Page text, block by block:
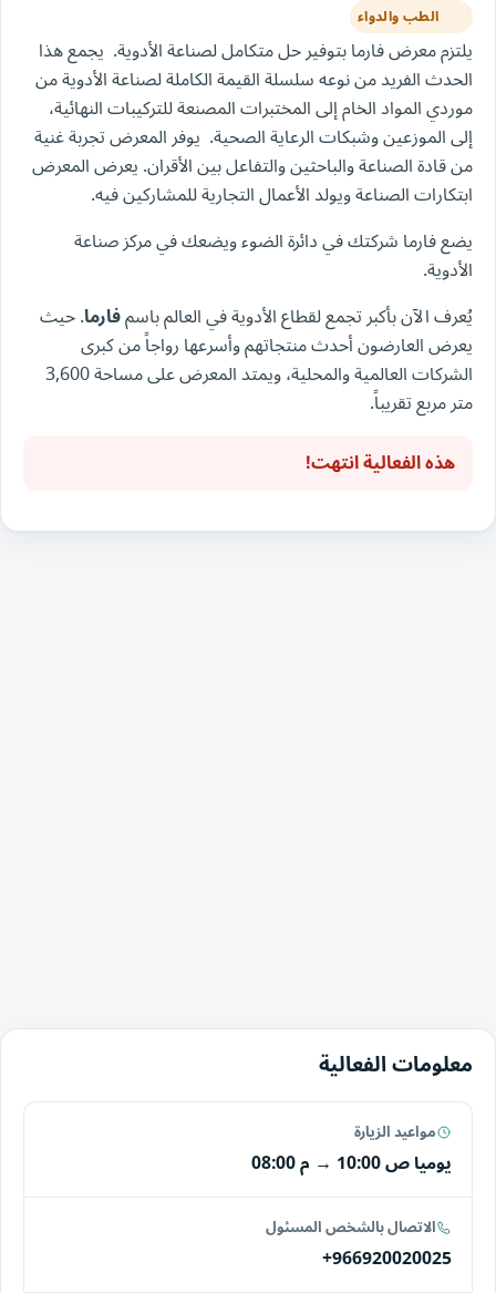
الطب والدواء
يلتزم معرض فارما بتوفير حل متكامل لصناعة الأدوية. يجمع هذا
الحدث الفريد من نوعه سلسلة القيمة الكاملة لصناعة الأدوية من
موردي المواد الخام إلى المختبرات المصنعة للتركيبات النهائية،
إلى الموزعين وشبكات الرعاية الصحية. يوفر المعرض تجربة غنية
من قادة الصناعة والباحثين والتفاعل بين الأقران. يعرض المعرض
ابتكارات الصناعة ويولد الأعمال التجارية للمشاركين فيه.
يضع فارما شركتك في دائرة الضوء ويضعك في مركز صناعة
الأدوية.
يُعرف الآن بأكبر تجمع لقطاع الأدوية في العالم باسمفارما. حيث
يعرض العارضون أحدث منتجاتهم وأسرعها رواجاً من كبرى
الشركات العالمية والمحلية، ويمتد المعرض على مساحة 3,600
متر مربع تقريباً.
هذه الفعالية انتهت!
معلومات الفعالية
مواعيد الزيارة
يوميا10:00 ص → 08:00 م
الاتصال بالشخص المسئول
+966920020025